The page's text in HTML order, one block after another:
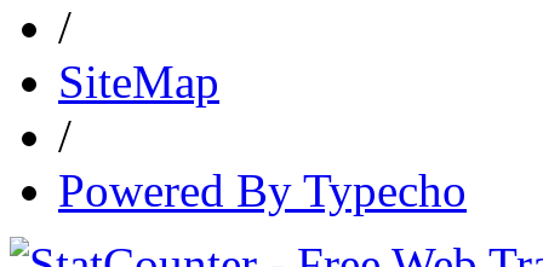
/
SiteMap
/
Powered By Typecho